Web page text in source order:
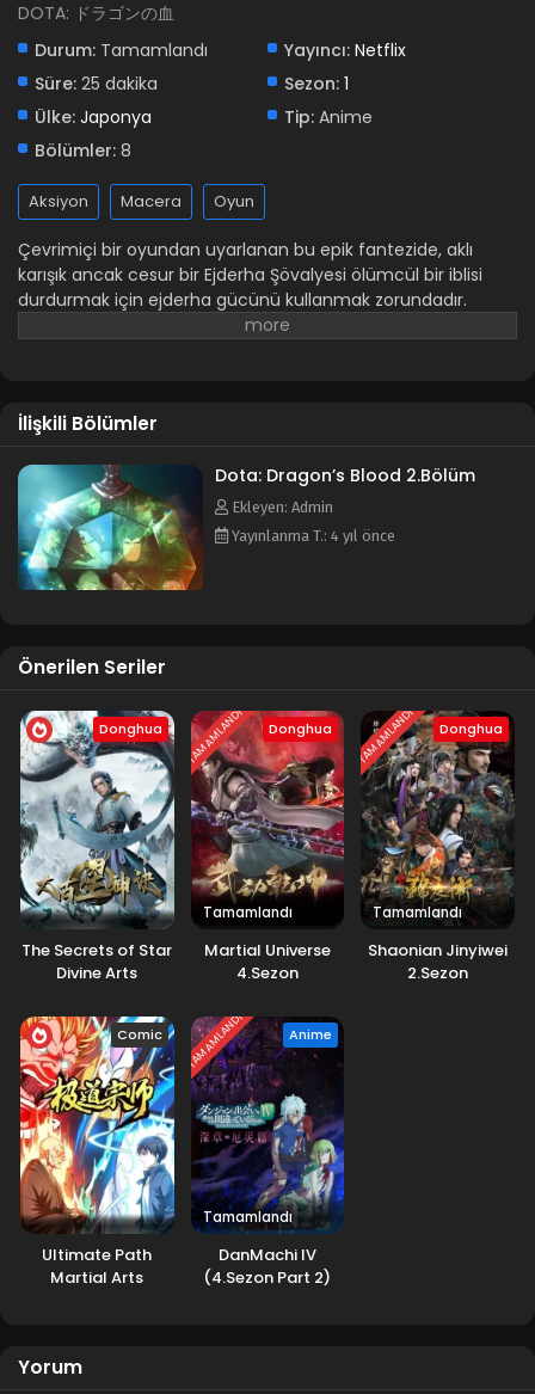
DOTA: ドラゴンの血
Durum: Tamamlandı Yayıncı: Netflix
Süre: 25 dakika Sezon: 1
Ülke: Japonya Tip: Anime
Bölümler: 8
Aksiyon Macera Oyun
Çevrimiçi bir oyundan uyarlanan bu epik fantezide, aklı
karışık ancak cesur bir Ejderha Şövalyesi ölümcül bir iblisi
durdurmak için ejderha gücünü kullanmak zorundadır.
Animenin diğer ismi: -DOTA: ドラゴンの血
İlişkili Bölümler
Dota: Dragon’s Blood 2.Bölüm
Ekleyen: Admin
Yayınlanma T.: 4 yıl önce
Önerilen Seriler
Donghua
The Secrets of Star
Divine Arts
TAMAMLANDI Donghua
Tamamlandı
Martial Universe
4.Sezon
TAMAMLANDI Donghua
Tamamlandı
Shaonian Jinyiwei
2.Sezon
Comic
Ultimate Path
Martial Arts
TAMAMLANDI Anime
Tamamlandı
DanMachi IV
(4.Sezon Part 2)
Yorum